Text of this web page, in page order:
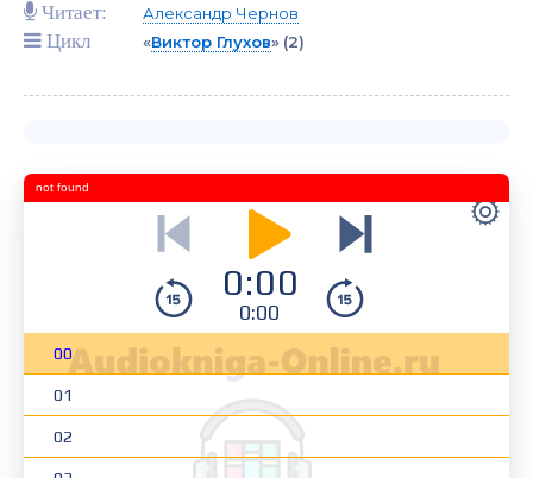
Читает: Александр Чернов
Цикл «Виктор Глухов» (2)
0:00
0:00
00
01
02
not found